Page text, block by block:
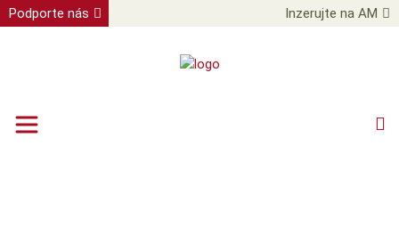
Podporte nás Inzerujte na AM